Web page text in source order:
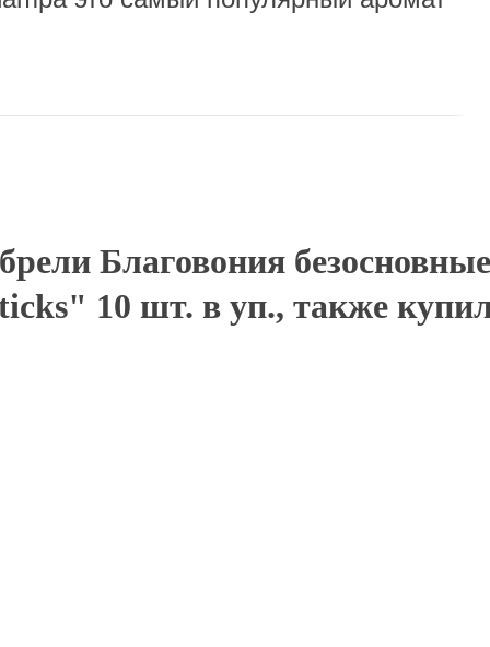
Благовония
10 шт. в уп., также